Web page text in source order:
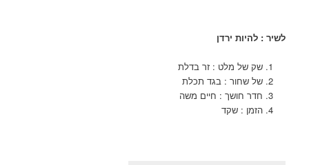
לשיר : להיות ירדן
שק של מלט : זר בדלת
של שחור : בגד תכלת
חדר חושך : חיים משה
הזמן : שקד